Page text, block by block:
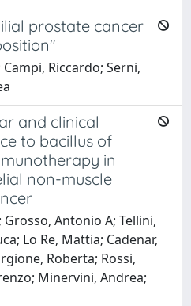
prostate cancer
Riccardo; Serni,
and clinical
to bacillus of
in
non-muscle
Antonio A; Tellini,
Lo Re, Mattia; Cadenar,
Roberta; Rossi,
Minervini, Andrea;